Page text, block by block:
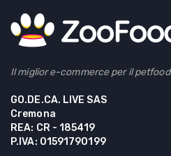
Il miglior e-commerce per il petfood
GO.DE.CA. LIVE SAS
Cremona
REA: CR - 185419
P.IVA: 01591790199